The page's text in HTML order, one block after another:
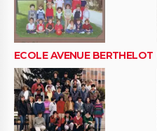
ECOLE AVENUE BERTHELOT